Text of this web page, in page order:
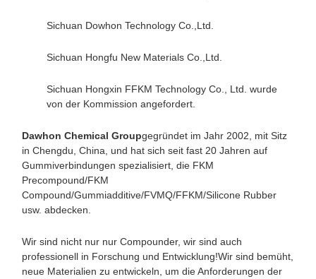
Sichuan Dowhon Technology Co.,Ltd.
Sichuan Hongfu New Materials Co.,Ltd.
Sichuan Hongxin FFKM Technology Co., Ltd. wurde
von der Kommission angefordert.
Dawhon Chemical Groupgegründet im Jahr 2002, mit Sitz
in Chengdu, China, und hat sich seit fast 20 Jahren auf
Gummiverbindungen spezialisiert, die FKM
Precompound/FKM
Compound/Gummiadditive/FVMQ/FFKM/Silicone Rubber
usw. abdecken.
Wir sind nicht nur nur Compounder, wir sind auch
professionell in Forschung und Entwicklung!Wir sind bemüht,
neue Materialien zu entwickeln, um die Anforderungen der